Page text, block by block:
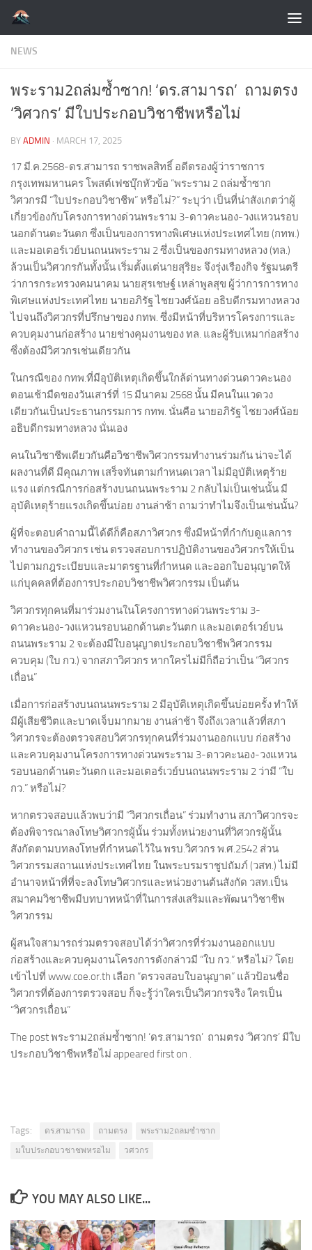
Skip to content
NEWS
พระราม2ถล่มซ้ำซาก! ‘ดร.สามารถ’ ถามตรง
‘วิศวกร’ มีใบประกอบวิชาชีพหรือไม่
BY ADMIN · MARCH 17, 2025
17 มี.ค.2568-ดร.สามารถ ราชพลสิทธิ์ อดีตรองผู้ว่าราชการ
กรุงเทพมหานคร โพสต์เฟซบุ๊กหัวข้อ “พระราม 2 ถล่มซ้ำซาก
วิศวกรมี “ใบประกอบวิชาชีพ” หรือไม่?” ระบุว่า เป็นที่น่าสังเกตว่าผู้
เกี่ยวข้องกับโครงการทางด่วนพระราม 3-ดาวคะนอง-วงแหวนรอบ
นอกด้านตะวันตก ซึ่งเป็นของการทางพิเศษแห่งประเทศไทย (กทพ.)
และมอเตอร์เวย์บนถนนพระราม 2 ซึ่งเป็นของกรมทางหลวง (ทล.)
ล้วนเป็นวิศวกรกันทั้งนั้น เริ่มตั้งแต่นายสุริยะ จึงรุ่งเรืองกิจ รัฐมนตรี
ว่าการกระทรวงคมนาคม นายสุรเชษฐ์ เหล่าพูลสุข ผู้ว่าการการทาง
พิเศษแห่งประเทศไทย นายอภิรัฐ ไชยวงศ์น้อย อธิบดีกรมทางหลวง
ไปจนถึงวิศวกรที่ปรึกษาของ กทพ. ซึ่งมีหน้าที่บริหารโครงการและ
ควบคุมงานก่อสร้าง นายช่างคุมงานของ ทล. และผู้รับเหมาก่อสร้าง
ซึ่งต้องมีวิศวกรเช่นเดียวกัน
ในกรณีของ กทพ.ที่มีอุบัติเหตุเกิดขึ้นใกล้ด่านทางด่วนดาวคะนอง
ตอนเช้ามืดของวันเสาร์ที่ 15 มีนาคม 2568 นั้น มีคนในแวดวง
เดียวกันเป็นประธานกรรมการ กทพ. นั่นคือ นายอภิรัฐ ไชยวงศ์น้อย
อธิบดีกรมทางหลวง นั่นเอง
คนในวิชาชีพเดียวกันคือวิชาชีพวิศวกรรมทำงานร่วมกัน น่าจะได้
ผลงานที่ดี มีคุณภาพ เสร็จทันตามกำหนดเวลา ไม่มีอุบัติเหตุร้าย
แรง แต่กรณีการก่อสร้างบนถนนพระราม 2 กลับไม่เป็นเช่นนั้น มี
อุบัติเหตุร้ายแรงเกิดขึ้นบ่อย งานล่าช้า ถามว่าทำไมจึงเป็นเช่นนั้น?
ผู้ที่จะตอบคำถามนี้ได้ดีก็คือสภาวิศวกร ซึ่งมีหน้าที่กำกับดูแลการ
ทำงานของวิศวกร เช่น ตรวจสอบการปฏิบัติงานของวิศวกรให้เป็น
ไปตามกฎระเบียบและมาตรฐานที่กำหนด และออกใบอนุญาตให้
แก่บุคคลที่ต้องการประกอบวิชาชีพวิศวกรรม เป็นต้น
วิศวกรทุกคนที่มาร่วมงานในโครงการทางด่วนพระราม 3-
ดาวคะนอง-วงแหวนรอบนอกด้านตะวันตก และมอเตอร์เวย์บน
ถนนพระราม 2 จะต้องมีใบอนุญาตประกอบวิชาชีพวิศวกรรม
ควบคุม (ใบ กว.) จากสภาวิศวกร หากใครไม่มีก็ถือว่าเป็น “วิศวกร
เถื่อน”
เมื่อการก่อสร้างบนถนนพระราม 2 มีอุบัติเหตุเกิดขึ้นบ่อยครั้ง ทำให้
มีผู้เสียชีวิตและบาดเจ็บมากมาย งานล่าช้า จึงถึงเวลาแล้วที่สภา
วิศวกรจะต้องตรวจสอบวิศวกรทุกคนที่ร่วมงานออกแบบ ก่อสร้าง
และควบคุมงานโครงการทางด่วนพระราม 3-ดาวคะนอง-วงแหวน
รอบนอกด้านตะวันตก และมอเตอร์เวย์บนถนนพระราม 2 ว่ามี “ใบ
กว.” หรือไม่?
หากตรวจสอบแล้วพบว่ามี “วิศวกรเถื่อน” ร่วมทำงาน สภาวิศวกรจะ
ต้องพิจารณาลงโทษวิศวกรผู้นั้น ร่วมทั้งหน่วยงานที่วิศวกรผู้นั้น
สังกัดตามบทลงโทษที่กำหนดไว้ใน พรบ.วิศวกร พ.ศ.2542 ส่วน
วิศวกรรมสถานแห่งประเทศไทย ในพระบรมราชูปถัมภ์ (วสท.) ไม่มี
อำนาจหน้าที่ที่จะลงโทษวิศวกรและหน่วยงานต้นสังกัด วสท.เป็น
สมาคมวิชาชีพมีบทบาทหน้าที่ในการส่งเสริมและพัฒนาวิชาชีพ
วิศวกรรม
ผู้สนใจสามารถร่วมตรวจสอบได้ว่าวิศวกรที่ร่วมงานออกแบบ
ก่อสร้างและควบคุมงานโครงการดังกล่าวมี “ใบ กว.” หรือไม่? โดย
เข้าไปที่ www.coe.or.th เลือก “ตรวจสอบใบอนุญาต” แล้วป้อนชื่อ
วิศวกรที่ต้องการตรวจสอบ ก็จะรู้ว่าใครเป็นวิศวกรจริง ใครเป็น
“วิศวกรเถื่อน”
The post พระราม2ถล่มซ้ำซาก! ‘ดร.สามารถ’ ถามตรง ‘วิศวกร’ มีใบ
ประกอบวิชาชีพหรือไม่ appeared first on .
Tags: ดร.สามารถ ถามตรง
พระราม2ถลมซำซาก
มใบประกอบวชาชพหรอไม
วศวกร
YOU MAY ALSO LIKE...